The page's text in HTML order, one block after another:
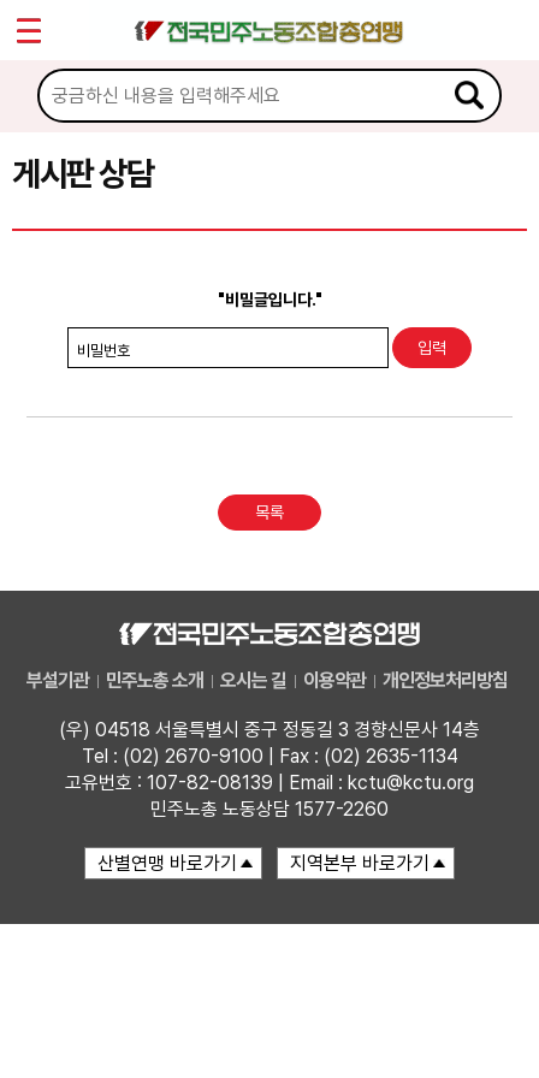
게시판 상담
"비밀글입니다."
비밀번호
목록
부설기관 민주노총 소개 오시는 길 이용약관 개인정보처리방침
(우) 04518 서울특별시 중구 정동길 3 경향신문사 14층
Tel : (02) 2670-9100 | Fax : (02) 2635-1134
고유번호 : 107-82-08139 | Email : kctu@kctu.org
민주노총 노동상담 1577-2260
마이페이지
소개
소식
노동상담
권리찾기수첩 검색
찾아보기
Sketchbook5, 스케치북5
Sketchbook5, 스케치북5